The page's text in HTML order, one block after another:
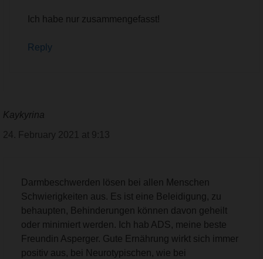
Ich habe nur zusammengefasst!
Reply
Kaykyrina
24. February 2021 at 9:13
Darmbeschwerden lösen bei allen Menschen
Schwierigkeiten aus. Es ist eine Beleidigung, zu
behaupten, Behinderungen können davon geheilt
oder minimiert werden. Ich hab ADS, meine beste
Freundin Asperger. Gute Ernährung wirkt sich immer
positiv aus, bei Neurotypischen, wie bei